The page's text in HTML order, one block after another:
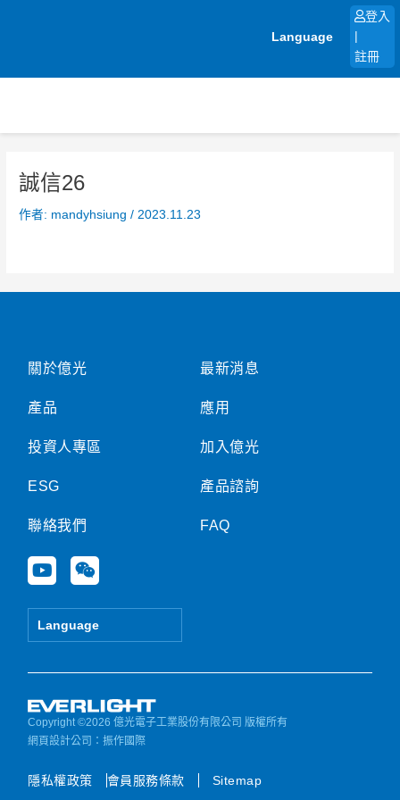
Language
登入
註冊
誠信26
作者: mandyhsiung/ 2023.11.23
關於億光
產品
投資人專區
ESG
聯絡我們
Y
o
u
e
W
e
i
Language
最新消息
應用
加入億光
產品諮詢
FAQ
Copyright ©2026 億光電子工業股份有限公司 版權所有
網頁設計公司 ：振作國際
隱私權政策 會員服務條款 Sitemap